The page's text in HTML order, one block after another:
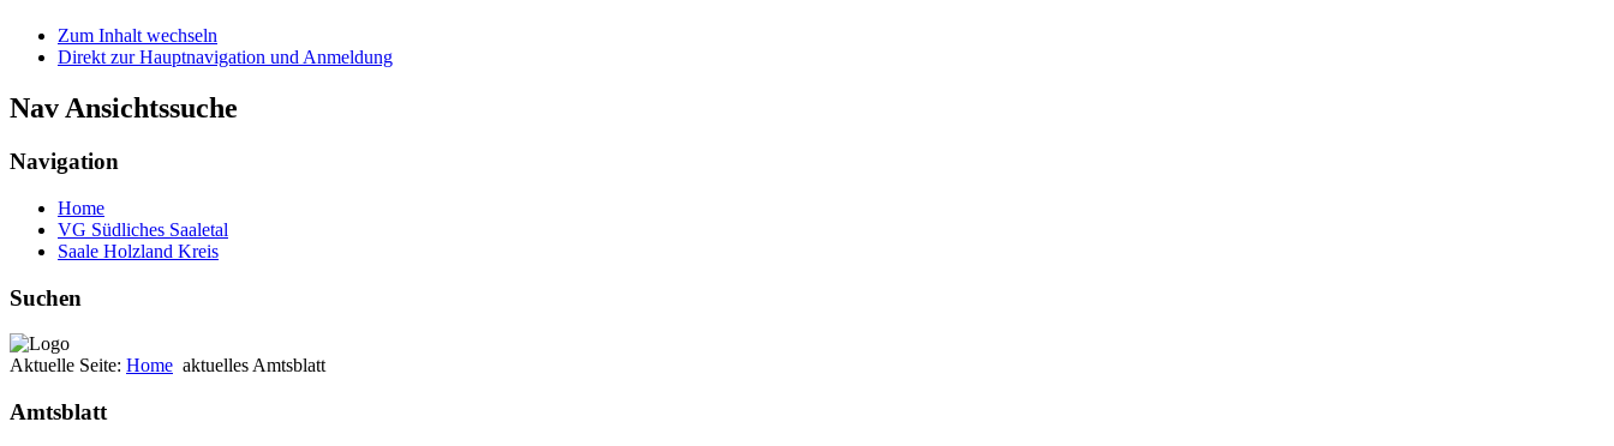
Zum Inhalt wechseln
Direkt zur Hauptnavigation und Anmeldung
Nav Ansichtssuche
Navigation
Home
VG Südliches Saaletal
Saale Holzland Kreis
Suchen
Aktuelle Seite: Home aktuelles Amtsblatt
Amtsblatt